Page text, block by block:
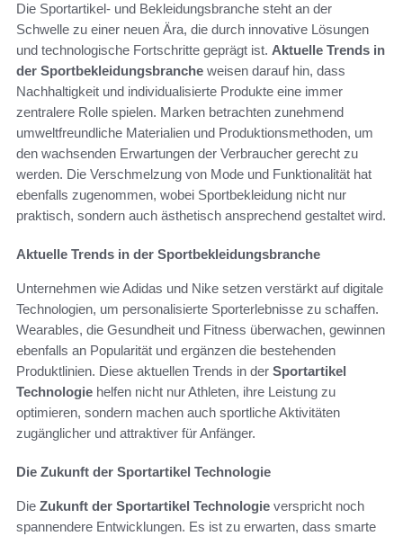
Die Sportartikel- und Bekleidungsbranche steht an der
Schwelle zu einer neuen Ära, die durch innovative Lösungen
und technologische Fortschritte geprägt ist. Aktuelle Trends in
der Sportbekleidungsbranche weisen darauf hin, dass
Nachhaltigkeit und individualisierte Produkte eine immer
zentralere Rolle spielen. Marken betrachten zunehmend
umweltfreundliche Materialien und Produktionsmethoden, um
den wachsenden Erwartungen der Verbraucher gerecht zu
werden. Die Verschmelzung von Mode und Funktionalität hat
ebenfalls zugenommen, wobei Sportbekleidung nicht nur
praktisch, sondern auch ästhetisch ansprechend gestaltet wird.
Aktuelle Trends in der Sportbekleidungsbranche
Unternehmen wie Adidas und Nike setzen verstärkt auf digitale
Technologien, um personalisierte Sporterlebnisse zu schaffen.
Wearables, die Gesundheit und Fitness überwachen, gewinnen
ebenfalls an Popularität und ergänzen die bestehenden
Produktlinien. Diese aktuellen Trends in der Sportartikel
Technologie helfen nicht nur Athleten, ihre Leistung zu
optimieren, sondern machen auch sportliche Aktivitäten
zugänglicher und attraktiver für Anfänger.
Die Zukunft der Sportartikel Technologie
Die Zukunft der Sportartikel Technologie verspricht noch
spannendere Entwicklungen. Es ist zu erwarten, dass smarte